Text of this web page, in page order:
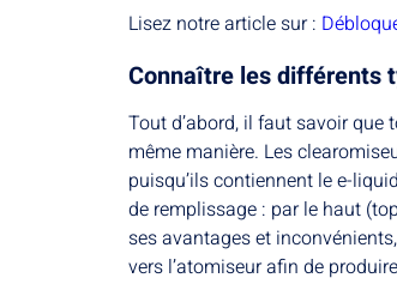
Lisez notre article sur :
Connaître les différents
Tout d’abord, il faut savoir
même manière. Les
puisqu’ils contiennent le e-
de remplissage : par le haut
ses avantages et
vers l’atomiseur afin de